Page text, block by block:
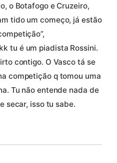
o Botafogo e Cruzeiro,
tido um começo, já estão
tu é um piadista Rossini.
contigo. O Vasco tá se
competição q tomou uma
Tu não entende nada de
secar, isso tu sabe.